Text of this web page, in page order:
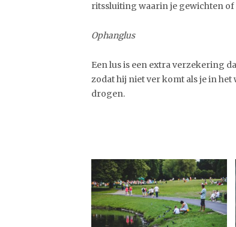
ritssluiting waarin je gewichten
Ophanglus
Een lus is een extra verzekering
zodat hij niet ver komt als je in
drogen.